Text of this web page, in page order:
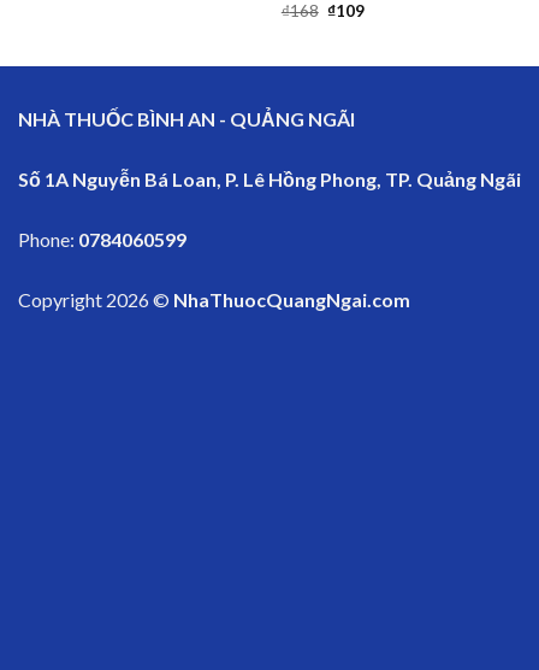
₫168 ₫109
NHÀ THUỐC BÌNH AN - QUẢNG NGÃI
Số 1A Nguyễn Bá Loan, P. Lê Hồng Phong, TP. Quảng Ngãi
Phone: 0784060599
Copyright 2026 © NhaThuocQuangNgai.com